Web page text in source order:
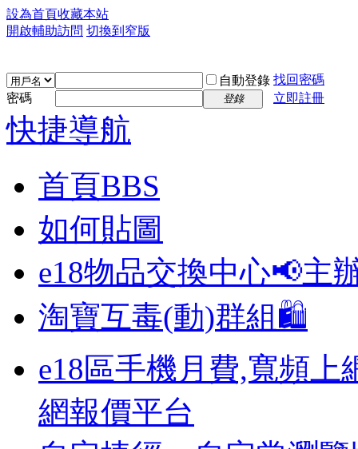
設為首頁收藏本站
開啟輔助訪問 切換到窄版
自動登錄 找回密碼
密碼
登錄 立即註冊
快捷導航
首頁BBS
如何貼圖
e18物品交換中心📢主
淘寶互毒(動)群組🛍️
e18區手機月費,寬頻上
網報價平台